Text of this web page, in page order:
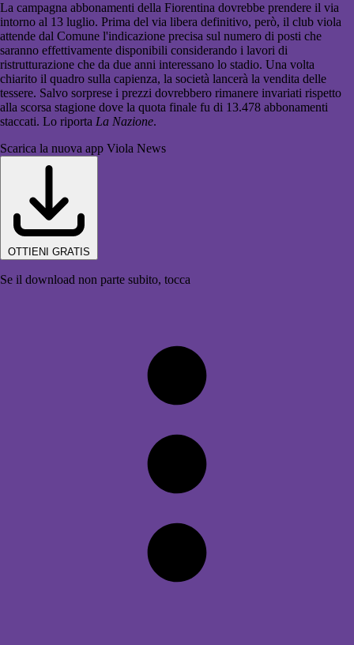
La campagna abbonamenti della Fiorentina dovrebbe prendere il via
intorno al 13 luglio. Prima del via libera definitivo, però, il club viola
attende dal Comune l'indicazione precisa sul numero di posti che
saranno effettivamente disponibili considerando i lavori di
ristrutturazione che da due anni interessano lo stadio. Una volta
chiarito il quadro sulla capienza, la società lancerà la vendita delle
tessere. Salvo sorprese i prezzi dovrebbero rimanere invariati rispetto
alla scorsa stagione dove la quota finale fu di 13.478 abbonamenti
staccati. Lo riporta La Nazione.
Scarica la nuova app Viola News
OTTIENI GRATIS
Se il download non parte subito, tocca